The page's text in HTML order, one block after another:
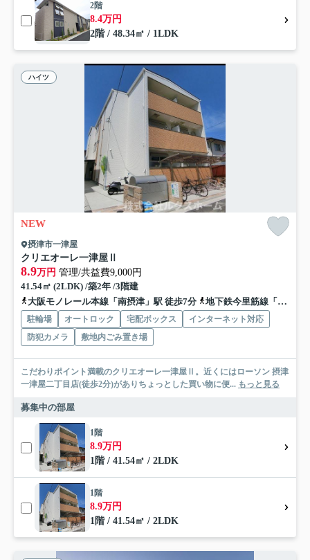
2階
8.4万円
2階 / 48.34㎡ / 1LDK
ハイツ
NEW
摂津市一津屋
クリエオーレ一津屋Ⅱ
8.9万円 管理/共益費9,000円
41.54㎡ (2LDK) /築2年 /3階建
大阪モノレール本線「南摂津」駅 徒歩7分
地下鉄今里筋線「井高野」駅 バス2分 阪急バス「ダイキン工業前」 停歩2分
駐輪場 オートロック 宅配ボックス
インターネット対応
防犯カメラ
敷地内ごみ置き場
こだわりポイント満載のクリエオーレ一津屋Ⅱ。近くにはローソン 摂津
一津屋二丁目店(徒歩2分)がありちょっとした買い物に便... もっと見る
募集中の部屋
1階
8.9万円
1階 / 41.54㎡ / 2LDK
1階
8.9万円
1階 / 41.54㎡ / 2LDK